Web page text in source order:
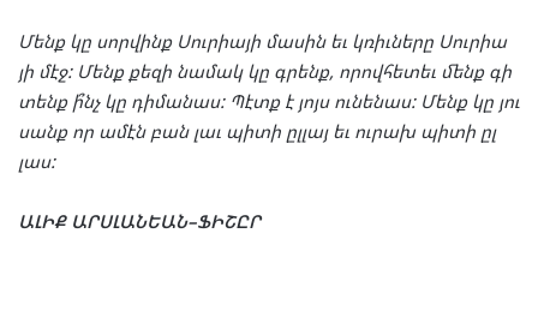
Մենք կը սորվինք Սուրիայի մասին եւ կռիւները Սուրիա
յի մէջ: Մենք քեզի նամակ կը գրենք, որովհետեւ մենք գի
տենք ի՞նչ կը դիմանաս: Պէտք է յոյս ունենաս: Մենք կը յու
սանք որ ամէն բան լաւ պիտի ըլլայ եւ ուրախ պիտի ըլ
լաս:
ԱԼԻՔ ԱՐՍԼԱՆԵԱՆ–ՖԻՇԸՐ